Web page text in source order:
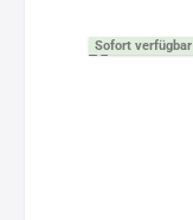
Sofort verfügbar